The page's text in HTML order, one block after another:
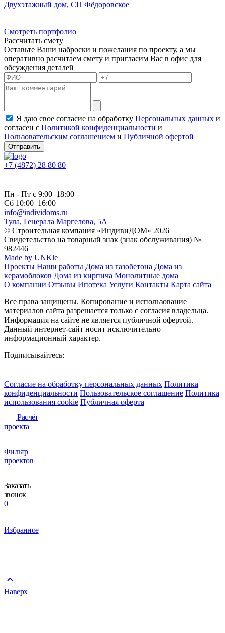
Смотреть портфолио
Рассчитать смету
Оставьте Ваши наброски и пожелания по проекту, а мы
оперативно расчитаем смету и пригласим Вас в офис для
обсуждения деталей
Я даю свое согласие на обработку Персональных данных и
согласен с Политикой конфиденциальности и
Пользовательским соглашением и Публичной офертой
Отправить
+7 (4872) 28 80 80
Пн - Пт с 9:00–18:00
Сб 10:00–16:00
info@individoms.ru
Тула, Генерала Маргелова, 5А
© Строительная компания «ИндивиДОМ» 2026
Свидетельство на товарный знак (знак обслуживания) №
982446
Made by UNKle
Проекты Наши работы Дома из газобетона Дома из
керамоблоков Дома из кирпича Монолитные дома
О компании Отзывы Ипотека Услуги Контакты Карта сайта
Все права защищены. Копирование и использование
материалов сайта разрешается только с согласия владельца.
Информация на сайте не является публичной офертой.
Данный интернет-сайт носит исключительно
информационный характер.
Подписывайтесь:
Согласие на обработку персональных данных Политика
конфиденциальности Пользовательское соглашение Политика
использования сookie Публичная оферта
Расчёт
проекта
Фильтр
проектов
Заказать
звонок
0
Избранное
Наверх